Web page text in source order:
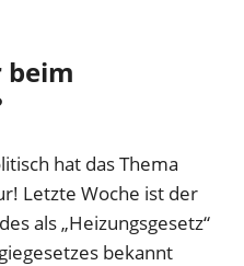
beim
hat das Thema
Letzte Woche ist der
als „Heizungsgesetz“
bekannt